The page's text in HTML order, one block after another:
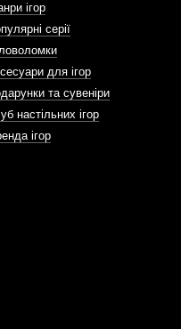
ігор
серії
для ігор
та сувеніри
настільних ігор
ігор